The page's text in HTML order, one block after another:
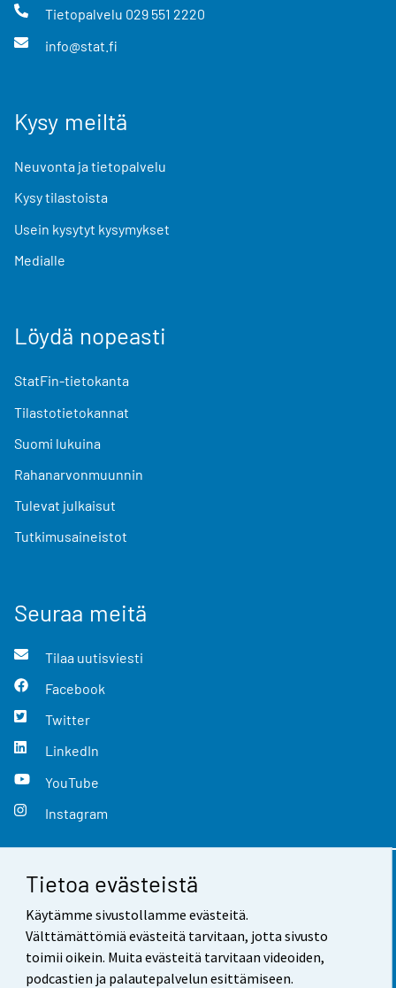
Tietoa evästeistä
Käytämme sivustollamme evästeitä.
Välttämättömiä evästeitä tarvitaan, jotta sivusto
toimii oikein. Muita evästeitä tarvitaan videoiden,
podcastien ja palautepalvelun esittämiseen.
Tietopalvelu 029 551 2220
info@stat.fi
Kysy meiltä
Neuvonta ja tietopalvelu
Kysy tilastoista
Usein kysytyt kysymykset
Medialle
Löydä nopeasti
StatFin-tietokanta
Tilastotietokannat
Suomi lukuina
Rahanarvonmuunnin
Tulevat julkaisut
Tutkimusaineistot
Seuraa meitä
Tilaa uutisviesti
Facebook
Twitter
LinkedIn
YouTube
Instagram
Yhteystiedot
Palaute
Käyttöehdot